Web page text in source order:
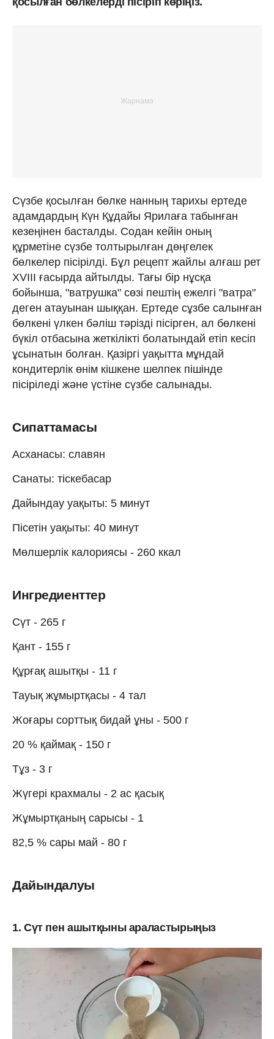
Сүзбе қосылған бөлке нанның тарихы ертеде
адамдардың Күн Құдайы Ярилаға табынған
кезеңінен басталды. Содан кейін оның
құрметіне сүзбе толтырылған дөңгелек
бөлкелер пісірілді. Бұл рецепт жайлы алғаш рет
XVIII ғасырда айтылды. Тағы бір нұсқа
бойынша, "ватрушка" сөзі пештің ежелгі "ватра"
деген атауынан шыққан. Ертеде сұзбе салынған
бөлкені үлкен бәліш тәрізді пісірген, ал бөлкені
бүкіл отбасына жеткілікті болатындай етіп кесіп
ұсынатын болған. Қазіргі уақытта мұндай
кондитерлік өнім кішкене шелпек пішінде
пісіріледі және үстіне сүзбе салынады.
Сипаттамасы
Асханасы: славян
Санаты: тіскебасар
Дайындау уақыты: 5 минут
Пісетін уақыты: 40 минут
Мөлшерлік калориясы - 260 ккал
Ингредиенттер
Сүт - 265 г
Қант - 155 г
Құрғақ ашытқы - 11 г
Тауық жұмыртқасы - 4 тал
Жоғары сорттық бидай ұны - 500 г
20 % қаймақ - 150 г
Тұз - 3 г
Жүгері крахмалы - 2 ас қасық
Жұмыртқаның сарысы - 1
82,5 % сары май - 80 г
Дайындалуы
1. Сүт пен ашытқыны араластырыңыз